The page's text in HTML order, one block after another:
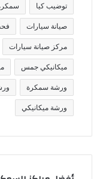
توضيب كيا
صيانة سيارات
مركز صيانة سيارات
ميكانيكي جمس
ورشة سمكرة
ورشة ميكانيكي